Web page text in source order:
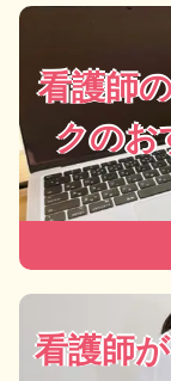
看護師
クのお
看護師